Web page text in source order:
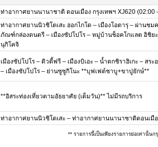
ท่าอากาศยานนานาชาติ ดอนเมือง กรุงเทพฯ XJ620 (02:00
ท่าอากาศยานนิวชิโตเสะ ฮอกไกโด – เมืองโอตารุ – ผ่านชม
ภัณฑ์กล่องดนตรี – เมืองซัปโปโร – หมู่บ้านช็อคโกแลต อิชิย
นุกิโคจิ
เมืองซัปโปโร – ดิวตี้ฟรี – เมืองบิเอะ – น้ำตกชิราฮิเกะ – สร
– เมืองซัปโปโร – ย่านซูซูกิโนะ **บุฟเฟต์ชาบู+ขาปูยักษ์**
**อิสระท่องเที่ยวตามอัธยาศัย (เต็มวัน)** ไม่มีรถบริการ
ท่าอากาศยานนิวชิโตเสะ – ท่าอากาศยานนานาชาติดอนเมือ
** รายการนี้เป็นเพียงรายการย่อเท่านั้น